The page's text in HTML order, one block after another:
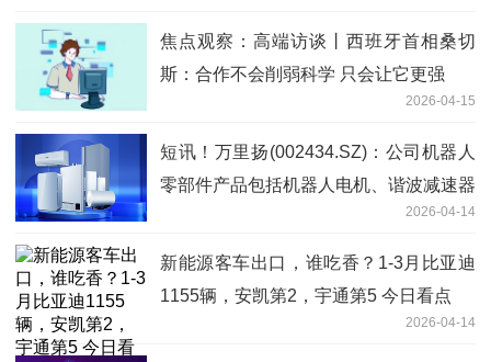
焦点观察：高端访谈丨西班牙首相桑切
斯：合作不会削弱科学 只会让它更强
2026-04-15
短讯！万里扬(002434.SZ)：公司机器人
零部件产品包括机器人电机、谐波减速器
2026-04-14
新能源客车出口，谁吃香？1-3月比亚迪
1155辆，安凯第2，宇通第5 今日看点
2026-04-14